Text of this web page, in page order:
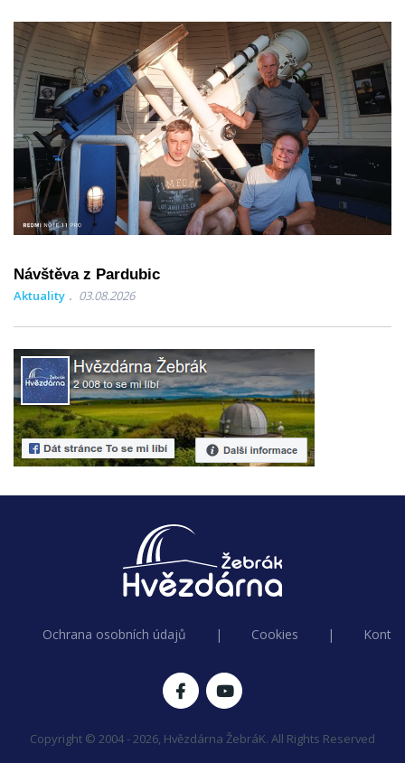
Návštěva z Pardubic
Aktuality 03.08.2026
Ochrana osobních údajů | Cookies |
Copyright © 2004 - 2026, Hvězdárna ŽebráK. All Rights Reserved